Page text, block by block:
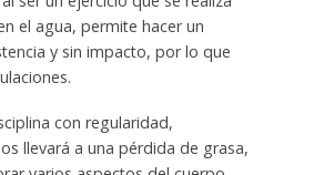
el agua, permite hacer un
y sin impacto, por lo que
con regularidad,
llevará a una pérdida de grasa,